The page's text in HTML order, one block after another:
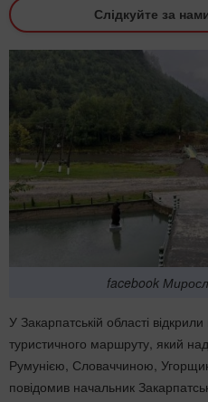
Слідкуйте за
facebook
У Закарпатській області
туристичного маршруту, який
Румунією, Словаччиною,
повідомив начальник